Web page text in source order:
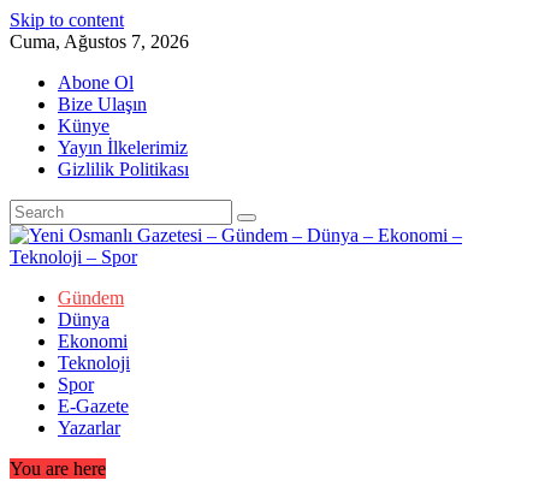
Skip to content
Cuma, Ağustos 7, 2026
Abone Ol
Bize Ulaşın
Künye
Yayın İlkelerimiz
Gizlilik Politikası
Gündem
Dünya
Ekonomi
Teknoloji
Spor
E-Gazete
Yazarlar
You are here